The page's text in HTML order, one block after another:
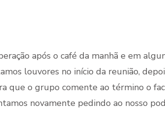
após o café da manhã e em
louvores no início da reunião,
que o grupo comente ao término o
novamente pedindo ao nosso